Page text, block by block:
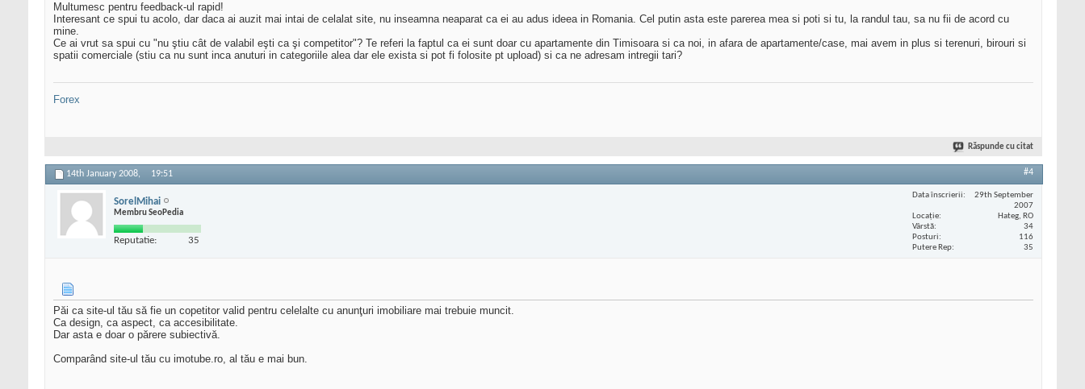
Multumesc pentru feedback-ul rapid!
Interesant ce spui tu acolo, dar daca ai auzit mai intai de celalat site, nu inseamna neaparat ca ei au adus ideea in Romania. Cel putin asta este parerea mea si poti si tu, la randul tau, sa nu fii de acord cu
mine.
Ce ai vrut sa spui cu "nu ştiu cât de valabil eşti ca şi competitor"? Te referi la faptul ca ei sunt doar cu apartamente din Timisoara si ca noi, in afara de apartamente/case, mai avem in plus si terenuri, birouri si
spatii comerciale (stiu ca nu sunt inca anuturi in categoriile alea dar ele exista si pot fi folosite pt upload) si ca ne adresam intregii tari?
Forex
Răspunde cu citat
14th January 2008, 19:51 #4
SorelMihai
Membru SeoPedia
Reputatie: 35
Data înscrierii
29th September
2007
Locaţie
Hateg, RO
Vârstă
34
Posturi
116
Putere Rep
35
Păi ca site-ul tău să fie un copetitor valid pentru celelalte cu anunţuri imobiliare mai trebuie muncit.
Ca design, ca aspect, ca accesibilitate.
Dar asta e doar o părere subiectivă.
Comparând site-ul tău cu imotube.ro, al tău e mai bun.